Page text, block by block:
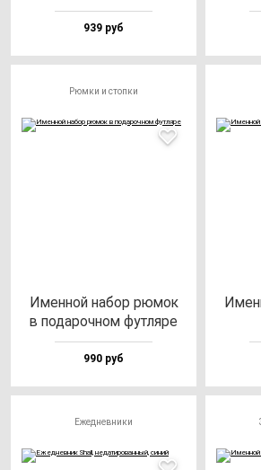
939 руб
Рюмки и стопки
Имен­ной на­бор рю­мок
в по­да­роч­ном фут­ля­ре
990 руб
Ежедневники